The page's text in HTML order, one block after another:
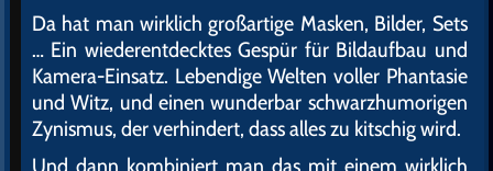
Da hat man wirklich großartige Masken, Bilder, Sets
… Ein wiederentdecktes Gespür für Bildaufbau und
Kamera-Einsatz. Lebendige Welten voller Phantasie
und Witz, und einen wunderbar schwarzhumorigen
Zynismus, der verhindert, dass alles zu kitschig wird.
Und dann kombiniert man das mit einem wirklich